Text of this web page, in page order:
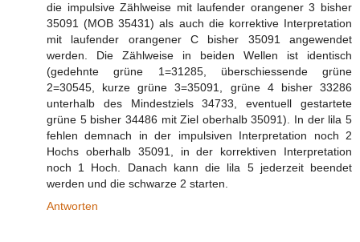
die impulsive Zählweise mit laufender orangener 3 bisher
35091 (MOB 35431) als auch die korrektive Interpretation
mit laufender orangener C bisher 35091 angewendet
werden. Die Zählweise in beiden Wellen ist identisch
(gedehnte grüne 1=31285, überschiessende grüne
2=30545, kurze grüne 3=35091, grüne 4 bisher 33286
unterhalb des Mindestziels 34733, eventuell gestartete
grüne 5 bisher 34486 mit Ziel oberhalb 35091). In der lila 5
fehlen demnach in der impulsiven Interpretation noch 2
Hochs oberhalb 35091, in der korrektiven Interpretation
noch 1 Hoch. Danach kann die lila 5 jederzeit beendet
werden und die schwarze 2 starten.
Antworten